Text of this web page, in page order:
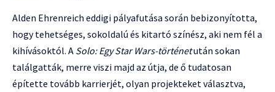
Alden Ehrenreich eddigi pályafutása során bebizonyította,
hogy tehetséges, sokoldalú és kitartó színész, aki nem fél a
kihívásoktól. A Solo: Egy Star Wars-történetután sokan
találgatták, merre viszi majd az útja, de ő tudatosan
építette tovább karrierjét, olyan projekteket választva,